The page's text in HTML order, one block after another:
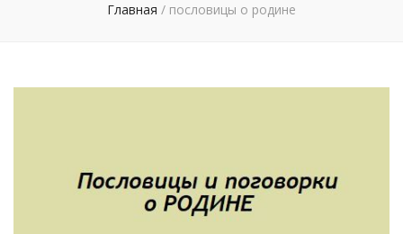
Главная / пословицы о родине